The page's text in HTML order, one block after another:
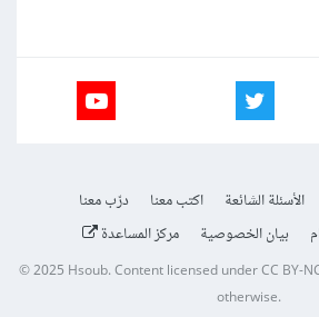
الأسئلة الشائعة اكتب معنا
درّب معنا
بيان الخصوصية مركز المساعدة
© 2025Hsoub.Content licensed underCC BY-
otherwise.